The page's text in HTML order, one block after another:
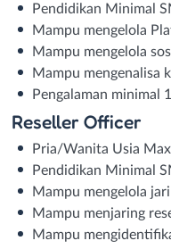
Pendidikan Minimal
Mampu mengelola
Mampu mengelola
Mampu mengenalisa
Pengalaman minimal
Reseller Officer
Pria/Wanita Usia
Pendidikan Minimal
Mampu mengelola
Mampu menjaring
Mampu